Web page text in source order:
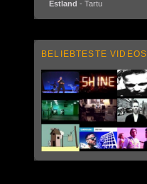
Estland - Tartu
BELIEBTESTE VIDEOS